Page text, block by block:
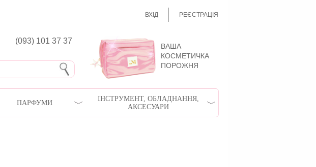
ВХІД РЕЄСТРАЦІЯ
(093) 101 37 37
ВАША
КОСМЕТИЧКА
ПОРОЖНЯ
ПАРФУМИ
ІНСТРУМЕНТ, ОБЛАДНАННЯ,
АКСЕСУАРИ